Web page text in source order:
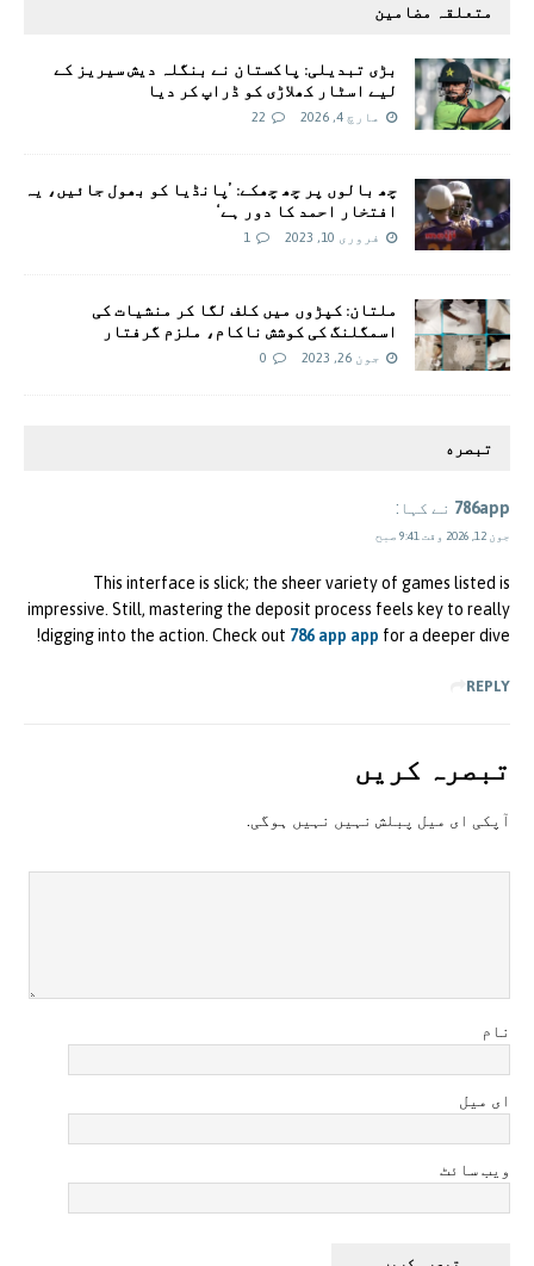
متعلقہ مضامین
بڑی تبدیلی: پاکستان نے بنگلہ دیش سیریز کے
لیے اسٹار کھلاڑی کو ڈراپ کر دیا
مارچ 4, 2026 22
چھ بالوں پر چھ چھکے: ’پانڈیا کو بھول جائیں، یہ
افتخار احمد کا دور ہے‘
فروری 10, 2023 1
ملتان: کپڑوں میں کلف لگا کر منشیات کی
اسمگلنگ کی کوشش ناکام، ملزم گرفتار
جون 26, 2023 0
تبصره
786app نے کہا:
جون 12, 2026 وقت 9:41 صبح
This interface is slick; the sheer variety of games listed is
impressive. Still, mastering the deposit process feels key to really
digging into the action. Check out 786 app app for a deeper dive!
REPLY
تبصرہ کريں
آپکی ای ميل پبلش نہيں نہيں ہوگی.
نام
ای میل
ویب سائٹ